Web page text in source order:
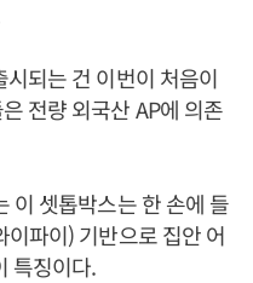
되는 건 이번이 처음이
전량 외국산 AP에 의존
이 셋톱박스는 한 손에 들
파이) 기반으로 집안 어
특징이다.